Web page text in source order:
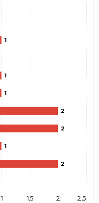
1
1
1
2
2
1
2
1 1,5 2 2,5